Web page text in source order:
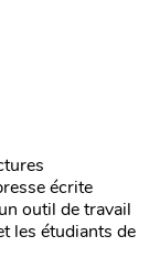
écrite
outil de travail
les étudiants de